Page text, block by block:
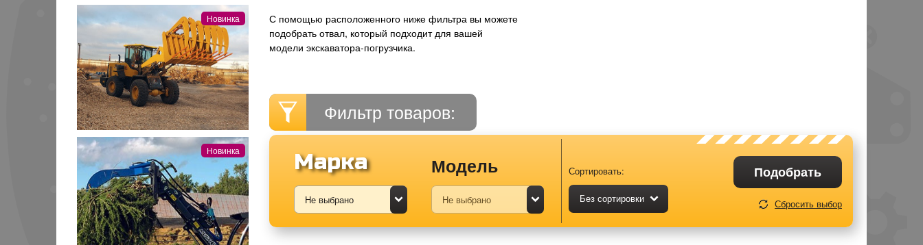
Новинка
Новинка
С помощью расположенного ниже фильтра вы можете
подобрать отвал, который подходит для вашей
модели экскаватора-погрузчика.
Фильтр товаров:
Марка Модель Сортировать:
Без сортировки
Подобрать
Сбросить выбор